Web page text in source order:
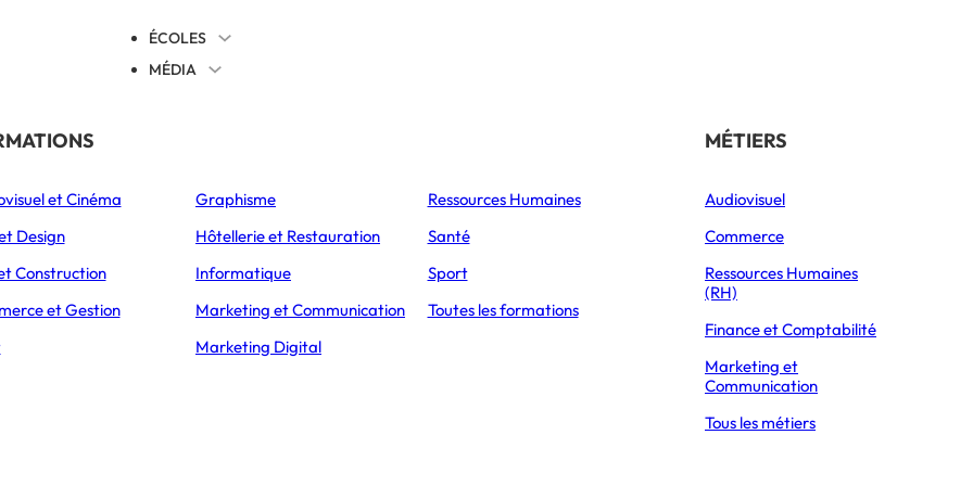
ÉCOLES
MÉDIA
Éducation
L’Express Éducation
Bachelors
L’Express Éducation
Masters
THÉMATIQUES
Orientation
Vie étudiante
Formations
Partir à l’étranger
et Cinéma
Design
Construction
et Gestion
Graphisme
Hôtellerie et Restauration
Informatique
Marketing et Communication
Marketing Digital
Ressources Humaines
Santé
Sport
Toutes les formations
MÉTIERS
Audiovisuel
Commerce
Ressources Humaines
(RH)
Finance et Comptabilité
Marketing et
Communication
Tous les métiers
ARTICLES « LE TRANSPORT ET LA LOGISTIQUE OFFRENT UNE VRAIE DIVERSITÉ DE MÉTIERS ET D’ÉVOLUTION »